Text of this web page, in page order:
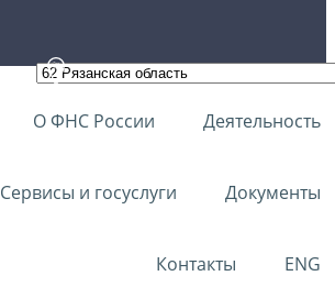
О ФНС России Деятельность
Сервисы и госуслуги Документы
Контакты ENG